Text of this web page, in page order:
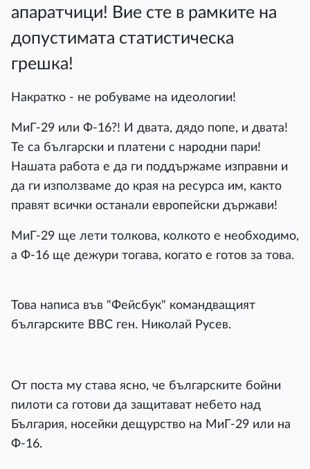
апаратчици! Вие сте в рамките на
допустимата статистическа
грешка!
Накратко - не робуваме на идеологии!
МиГ-29 или Ф-16?! И двата, дядо попе, и двата!
Те са български и платени с народни пари!
Нашата работа е да ги поддържаме изправни и
да ги използваме до края на ресурса им, както
правят всички останали европейски държави!
МиГ-29 ще лети толкова, колкото е необходимо,
а Ф-16 ще дежури тогава, когато е готов за това.
Това написа във "Фейсбук" командващият
българските ВВС ген. Николай Русев.
От поста му става ясно, че българските бойни
пилоти са готови да защитават небето над
България, носейки дещурство на МиГ-29 или на
Ф-16.